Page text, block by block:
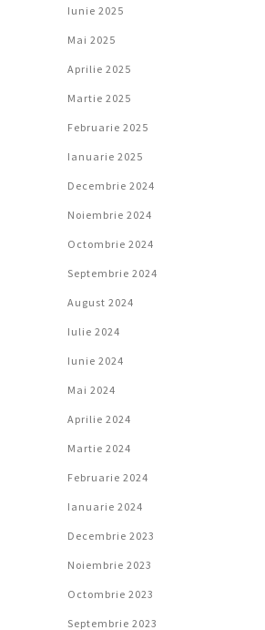
Iunie 2025
Mai 2025
Aprilie 2025
Martie 2025
Februarie 2025
Ianuarie 2025
Decembrie 2024
Noiembrie 2024
Octombrie 2024
Septembrie 2024
August 2024
Iulie 2024
Iunie 2024
Mai 2024
Aprilie 2024
Martie 2024
Februarie 2024
Ianuarie 2024
Decembrie 2023
Noiembrie 2023
Octombrie 2023
Septembrie 2023